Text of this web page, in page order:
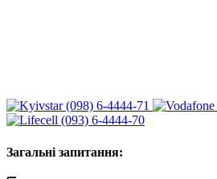
(098) 6-4444-71
(093) 6-4444-70
Загальні запитання: